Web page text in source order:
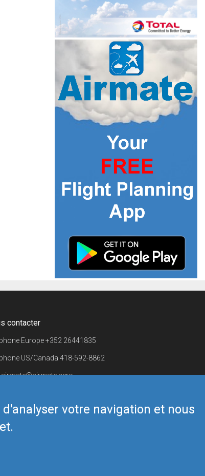
votre navigation et nous
contacter
Europe+352 26441835
US/Canada 418-592-8862
airmate@airmate.aero